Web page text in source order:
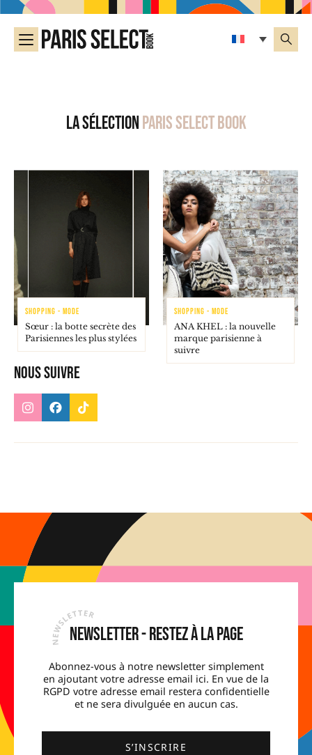
La sélectionParis Select Book
Nous suivre
SHOPPING - MODE
Sœur : la botte secrète des
Parisiennes les plus stylées
SHOPPING - MODE
ANA KHEL : la nouvelle
marque parisienne à
suivre
Newsletter - Restez à la page
Abonnez-vous à notre newsletter simplement
en ajoutant votre adresse email ici. En vue de la
RGPD votre adresse email restera confidentielle
et ne sera divulguée en aucun cas.
S’INSCRIRE